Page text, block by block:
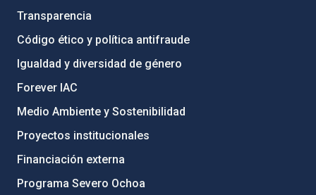
Transparencia
Código ético y política antifraude
Igualdad y diversidad de género
Forever IAC
Medio Ambiente y Sostenibilidad
Proyectos institucionales
Financiación externa
Programa Severo Ochoa